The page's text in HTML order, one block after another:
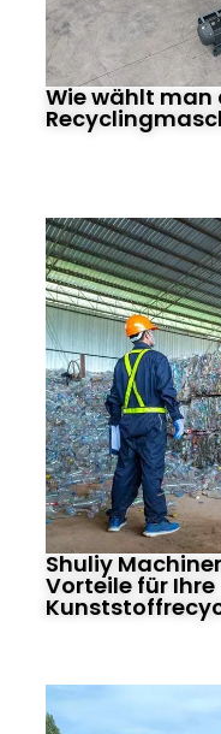
Wie wählt
Shuliy
Vorteile für Ihre